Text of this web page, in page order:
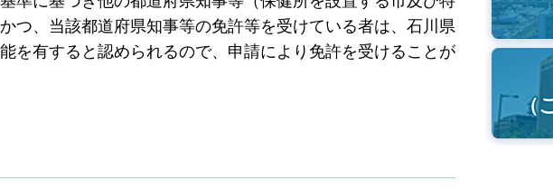
つ、当該都道府県知事等の免許等を受けている者は、石川県
を有すると認められるので、申請により免許を受けることが
（